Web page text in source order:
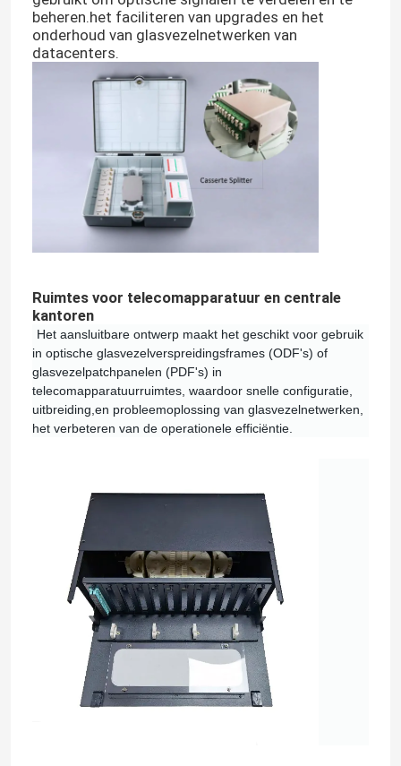
Optische Netwerkeenheid
Kabelinstallatiepakketten
AOC-kabel
Dac-kabel
SFP-module
beheren.het faciliteren van upgrades en het
onderhoud van glasvezelnetwerken van
datacenters.
Ruimtes voor telecomapparatuur en centrale
kantoren
Het aansluitbare ontwerp maakt het geschikt voor gebruik
in optische glasvezelverspreidingsframes (ODF's) of
glasvezelpatchpanelen (PDF's) in
telecomapparatuurruimtes, waardoor snelle configuratie,
uitbreiding,en probleemoplossing van glasvezelnetwerken,
het verbeteren van de operationele efficiëntie.